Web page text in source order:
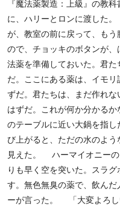
『魔法薬製造：上級』の教
に、ハリーとロンに渡した
が、教室の前に戻って、も
ので、チョッキのボタンが
法薬を準備しておいた。君
だ。ここにある薬は、イモ
ずだ。君たちは、まだ作れ
はずだ。これが何か分かる
のテーブルに近い大鍋を指
び上がると、ただの水のよ
見えた。 ハーマイオニーの
りも早く空を突いた。スラ
す。無色無臭の薬で、飲ん
ーが言った。 「大変よろし